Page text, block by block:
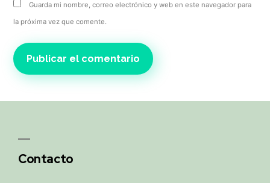
Guarda mi nombre, correo electrónico y web en este navegador para
la próxima vez que comente.
Contacto